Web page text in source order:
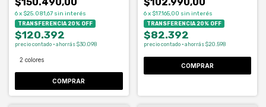
6x $25.081,67 sin interés
TRANSFERENCIA 20% OFF
$120.392
precio contado · ahorrás $30.098
2 colores
COMPRAR
6 x $17.165,00 sin interés
TRANSFERENCIA 20% OFF
$82.392
precio contado · ahorrás $20.598
COMPRAR